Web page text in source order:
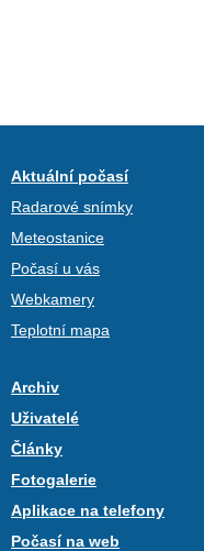
Aktuální počasí
Radarové snímky
Meteostanice
Počasí u vás
Webkamery
Teplotní mapa
Archiv
Uživatelé
Články
Fotogalerie
Aplikace na telefony
Počasí na web